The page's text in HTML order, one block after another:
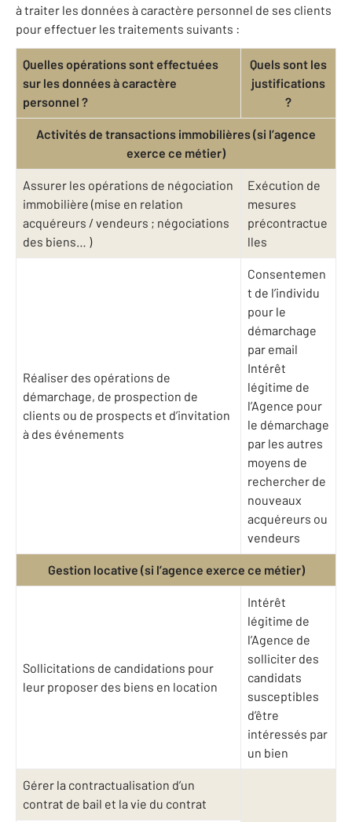
à traiter les données à caractère personnel de ses clients
pour effectuer les traitements suivants :
Quelles opérations sont effectuées
sur les données à caractère
personnel ?
Quels sont les
justifications
?
Activités de transactions immobilières (si l’agence
exerce ce métier)
Assurer les opérations de négociation
immobilière (mise en relation
acquéreurs / vendeurs ; négociations
des biens… )
Exécution de
mesures
précontractue
lles
Réaliser des opérations de
démarchage, de prospection de
clients ou de prospects et d’invitation
à des événements
Consentemen
t de l’individu
pour le
démarchage
par email
Intérêt
légitime de
l’Agence pour
le démarchage
par les autres
moyens de
rechercher de
nouveaux
acquéreurs ou
vendeurs
Gestion locative (si l’agence exerce ce métier)
Sollicitations de candidations pour
leur proposer des biens en location
Intérêt
légitime de
l’Agence de
solliciter des
candidats
susceptibles
d’être
intéressés par
un bien
Gérer la contractualisation d’un
contrat de bail et la vie du contrat